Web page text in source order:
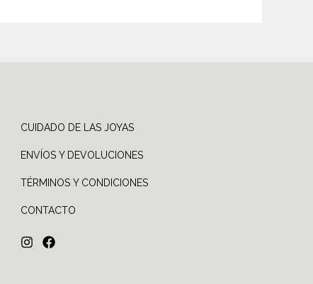
CUIDADO DE LAS JOYAS
ENVÍOS Y DEVOLUCIONES
TÉRMINOS Y CONDICIONES
CONTACTO